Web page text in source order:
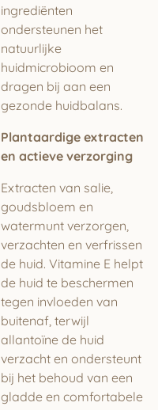
ingrediënten
ondersteunen het
natuurlijke
huidmicrobioom en
dragen bij aan een
gezonde huidbalans.
Plantaardige extracten
en actieve verzorging
Extracten van salie,
goudsbloem en
watermunt verzorgen,
verzachten en verfrissen
de huid. Vitamine E helpt
de huid te beschermen
tegen invloeden van
buitenaf, terwijl
allantoïne de huid
verzacht en ondersteunt
bij het behoud van een
gladde en comfortabele